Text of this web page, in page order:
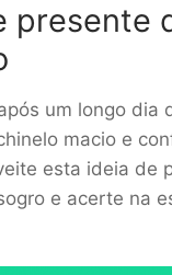
presente
um longo dia
macio e
esta ideia de
e acerte na